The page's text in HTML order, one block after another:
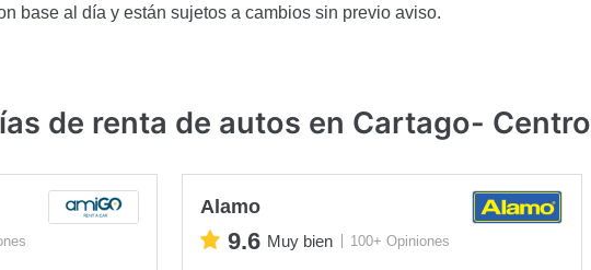
base al día y están sujetos a cambios sin previo aviso.
de renta de autos en Cartago- Centro
Alamo
9.6 Muy bien 100+ Opiniones